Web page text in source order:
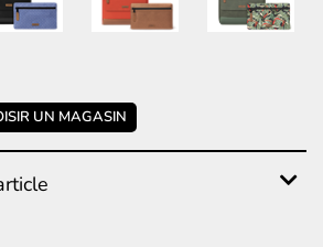
UN MAGASIN